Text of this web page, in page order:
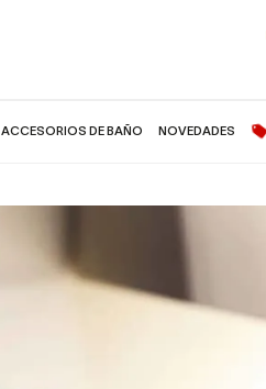
ACCESORIOS DE BAÑO NOVEDADES